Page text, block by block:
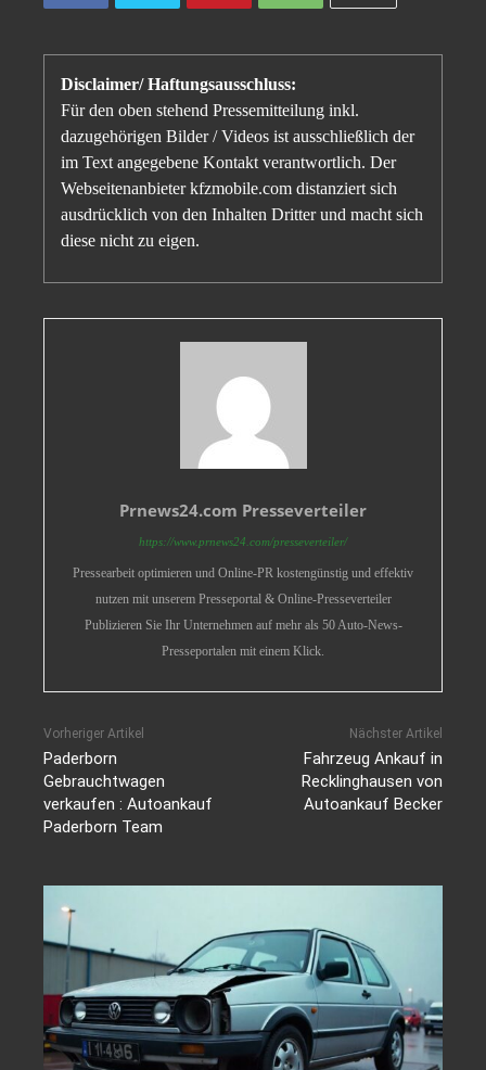
Disclaimer/ Haftungsausschluss:
Für den oben stehend Pressemitteilung inkl.
dazugehörigen Bilder / Videos ist ausschließlich der
im Text angegebene Kontakt verantwortlich. Der
Webseitenanbieter kfzmobile.com distanziert sich
ausdrücklich von den Inhalten Dritter und macht sich
diese nicht zu eigen.
Prnews24.com Presseverteiler
https://www.prnews24.com/presseverteiler/
Pressearbeit optimieren und Online-PR kostengünstig und effektiv
nutzen mit unserem Presseportal & Online-Presseverteiler
Publizieren Sie Ihr Unternehmen auf mehr als 50 Auto-News-
Presseportalen mit einem Klick.
Vorheriger Artikel
Paderborn
Gebrauchtwagen
verkaufen : Autoankauf
Paderborn Team
Nächster Artikel
Fahrzeug Ankauf in
Recklinghausen von
Autoankauf Becker